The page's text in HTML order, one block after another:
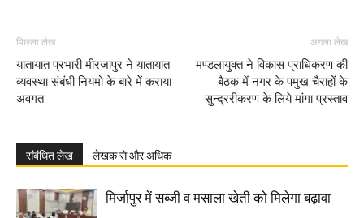
पिछला लेख
यातायात प्रभारी मीरजापुर ने यातायात
व्यवस्था संबंधी नियमो के बारे में कराया
अवगत
अगला लेख
मण्डलायुक्त ने विकास प्राधिकरण की
बैठक में नगर के पमुख चैराहों के
सुन्द्ररीकरण के लिये मांगा प्रस्ताव
संबंधित लेख लेखक से और अधिक
मिर्जापुर में सब्जी व मसाला खेती को मिलेगा बढ़ावा